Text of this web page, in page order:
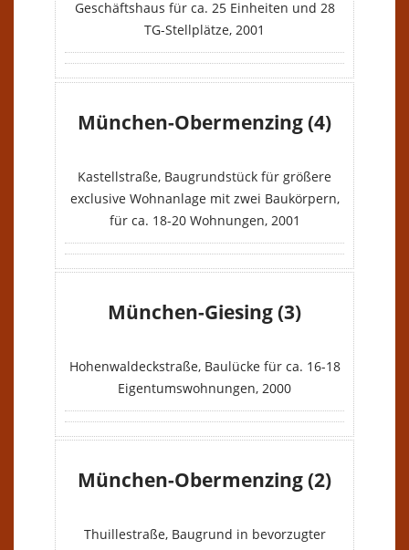
Geschäftshaus für ca. 25 Einheiten und 28
TG-Stellplätze, 2001
VERKAUFT
München-Obermenzing (4)
Kastellstraße, Baugrundstück für größere
exclusive Wohnanlage mit zwei Baukörpern,
für ca. 18-20 Wohnungen, 2001
VERKAUFT
München-Giesing (3)
Hohenwaldeckstraße, Baulücke für ca. 16-18
Eigentumswohnungen, 2000
VERKAUFT
München-Obermenzing (2)
Thuillestraße, Baugrund in bevorzugter